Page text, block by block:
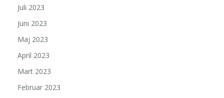
Juli 2023
Juni 2023
Maj 2023
April 2023
Mart 2023
Februar 2023